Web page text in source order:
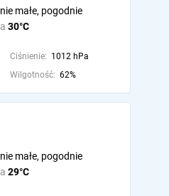
30°C
małe, pogodnie
Ciśnienie: 1012 hPa
Wilgotność: 62%
29°C
małe, pogodnie